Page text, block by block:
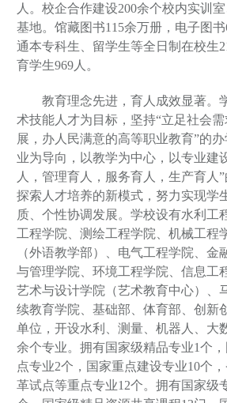
人。校企合作建设200余个校内实训
基地。馆藏图书115余万册，电子图书
通本专科生、留学生等全日制在校生
育学生969人。
教育理念先进，育人成效显著。
术技能人才为目标，坚持“立足社会
展，办人民满意的高等职业教育”的
业为导向，以教学为中心，以专业建
人，管理育人，服务育人，生产育人
探索人才培养的新模式，努力实现学
质、个性协调发展。学校设有水利工
工程学院、测绘工程学院、机械工程
（外语教学部）、电气工程学院、金
与管理学院、环境工程学院、信息工
艺术与设计学院（艺术教育中心）、
续教育学院、基础部、体育部、创新
单位， 开设水利、测量、机器人、大
余个专业。拥有国家级精品专业1个
点专业2个，国家重点建设专业10个
革试点等重点专业12个。拥有国家级